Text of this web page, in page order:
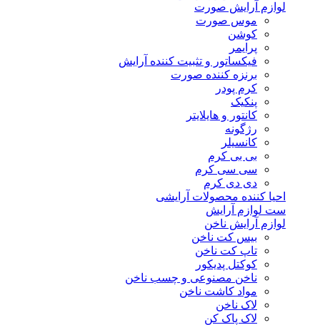
لوازم آرایش صورت
موس صورت
کوشن
پرایمر
فیکساتور و تثبیت کننده آرایش
برنزه کننده صورت
کرم پودر
پنکیک
کانتور و هایلایتر
رژگونه
کانسیلر
بی بی کرم
سی سی کرم
دی دی کرم
احیا کننده محصولات آرایشی
ست لوازم آرایش
لوازم آرایش ناخن
بیس کت ناخن
تاپ کت ناخن
کوکتل پدیکور
ناخن مصنوعی و چسب ناخن
مواد کاشت ناخن
لاک ناخن
لاک پاک کن